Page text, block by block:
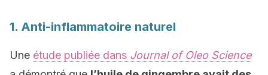
1. Anti-inflammatoire naturel
Une étude publiée dans Journal of Oleo Science